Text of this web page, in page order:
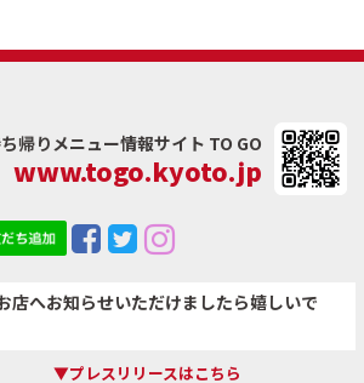
帰りメニュー情報サイト TO GO
www.togo.kyoto.jp
店へお知らせいただけましたら嬉しいで
▼プレスリリースはこちら